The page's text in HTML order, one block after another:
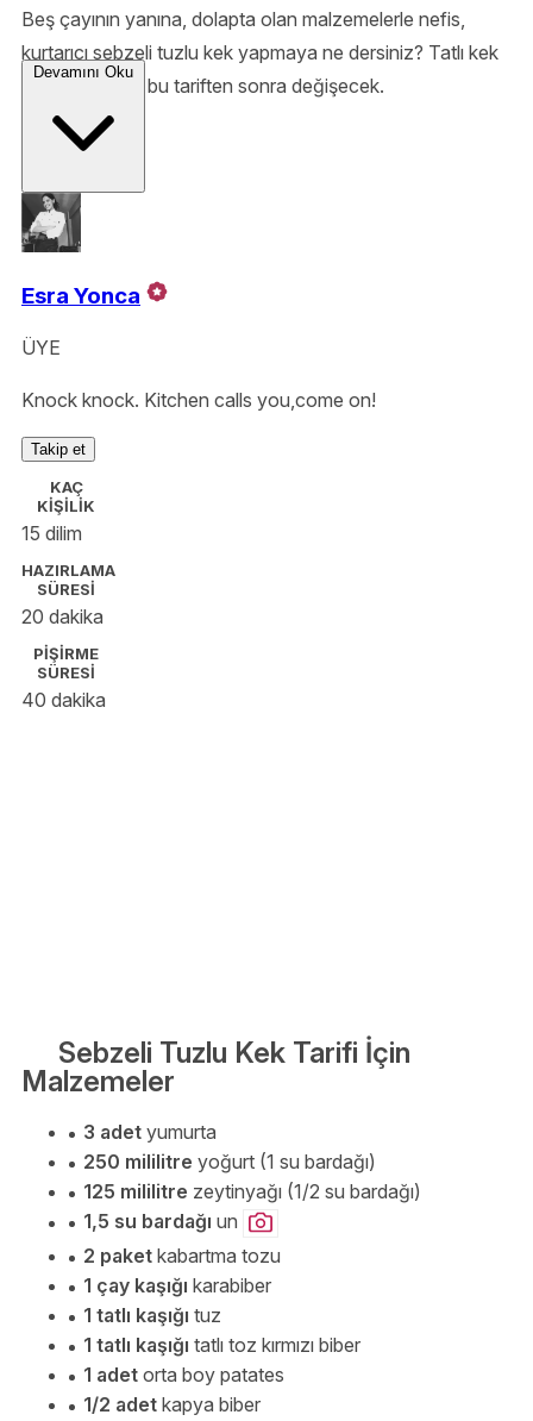
Beş çayının yanına, dolapta olan malzemelerle nefis,
kurtarıcı sebzeli tuzlu kek yapmaya ne dersiniz? Tatlı kek
sevenlerin fikri bu tariften sonra değişecek.
Devamını Oku
Esra Yonca
ÜYE
Knock knock. Kitchen calls you,come on!
Takip et
KAÇ
KİŞİLİK
15 dilim
HAZIRLAMA
SÜRESİ
20 dakika
PİŞİRME
SÜRESİ
40 dakika
Sebzeli Tuzlu Kek Tarifi İçin
Malzemeler
3 adet yumurta
250 mililitre yoğurt (1 su bardağı)
125 mililitre zeytinyağı (1/2 su bardağı)
1,5 su bardağı un
2 paket kabartma tozu
1 çay kaşığı karabiber
1 tatlı kaşığı tuz
1 tatlı kaşığı tatlı toz kırmızı biber
1 adet orta boy patates
1/2 adet kapya biber